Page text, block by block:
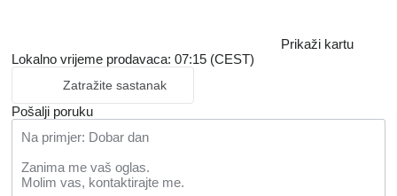
Prikaži kartu
Lokalno vrijeme prodavaca: 07:15 (CEST)
Zatražite sastanak
Pošalji poruku